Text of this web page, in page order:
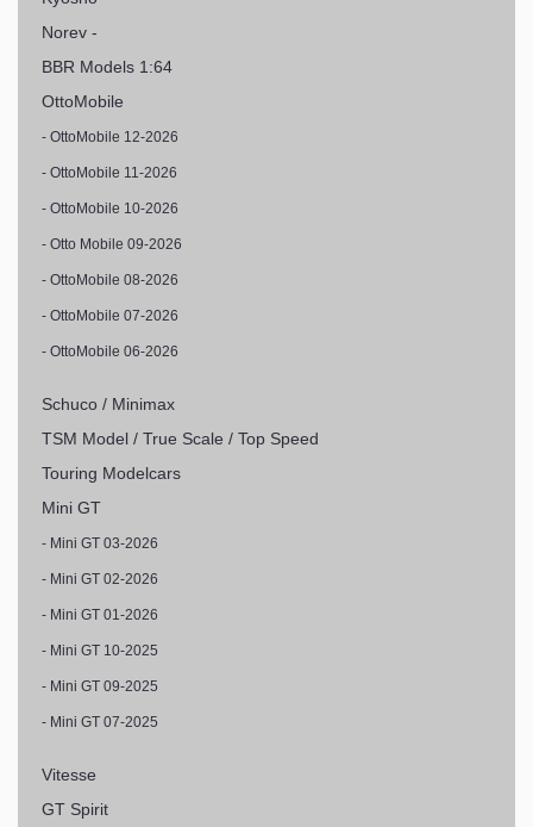
Norev -
BBR Models 1:64
OttoMobile
- OttoMobile 12-2026
- OttoMobile 11-2026
- OttoMobile 10-2026
- Otto Mobile 09-2026
- OttoMobile 08-2026
- OttoMobile 07-2026
- OttoMobile 06-2026
Schuco / Minimax
TSM Model / True Scale / Top Speed
Touring Modelcars
Mini GT
- Mini GT 03-2026
- Mini GT 02-2026
- Mini GT 01-2026
- Mini GT 10-2025
- Mini GT 09-2025
- Mini GT 07-2025
Vitesse
GT Spirit